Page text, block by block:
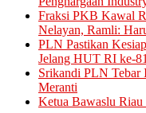
Fraksi PKB Kawal
Nelayan, Ramli:
PLN Pastikan
Jelang HUT RI ke-
Srikandi PLN Tebar
Meranti
Ketua Bawaslu Riau